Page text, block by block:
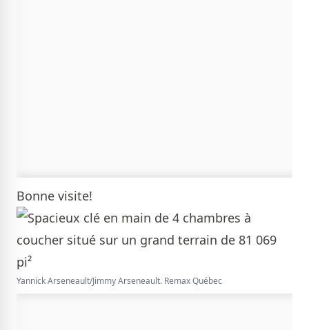
Bonne visite!
Yannick Arseneault/Jimmy Arseneault. Remax Québec